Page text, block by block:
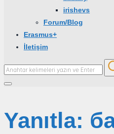
irishevs
Forum/Blog
Erasmus+
İletişim
Aranacak
içerik:
dolaşımı
aç/kapat
Yanıtla: